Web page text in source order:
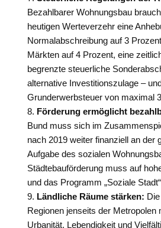
Bezahlbarer Wohnungsbau
heutigen Werteverzehr eine
Normalabschreibung auf 3
Märkten auf 4 Prozent, eine
begrenzte steuerliche
alternative Investitionszulage –
Grunderwerbsteuer von maximal
Förderung ermöglicht
Bund muss sich im
nach 2019 weiter finanziell an der
Aufgabe des sozialen
Städtebauförderung muss auf
und das Programm „Soziale
Ländliche Räume stärken:
Regionen jenseits der Metropolen
Urbanität, Lebendigkeit und